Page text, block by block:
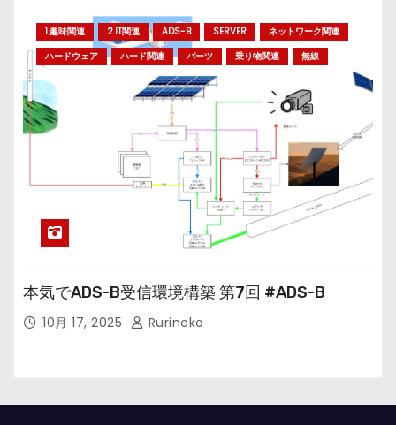
1.趣味関連 2.IT関連 ADS-B SERVER
ネットワーク関連
ハードウェア
ハード関連 パーツ 乗り物関連 無線
本気でADS-B受信環境構築 第7回 #ADS-B
10月 17, 2025 Rurineko